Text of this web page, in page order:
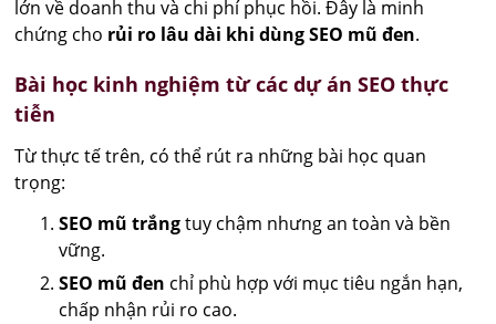
lớn về doanh thu và chi phí phục hồi. Đây là minh
chứng cho rủi ro lâu dài khi dùng SEO mũ đen.
Bài học kinh nghiệm từ các dự án SEO thực
tiễn
Từ thực tế trên, có thể rút ra những bài học quan
trọng:
SEO mũ trắngtuy chậm nhưng an toàn và bền
vững.
SEO mũ đen chỉ phù hợp với mục tiêu ngắn hạn,
chấp nhận rủi ro cao.